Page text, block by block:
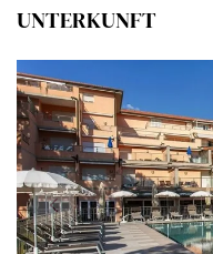
UNTERKUNFT